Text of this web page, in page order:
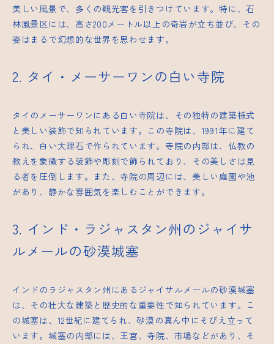
美しい風景で、多くの観光客を引きつけています。特に、石
林風景区には、高さ200メートル以上の奇岩が立ち並び、その
姿はまるで幻想的な世界を思わせます。
2. タイ・メーサーワンの白い寺院
タイのメーサーワンにある白い寺院は、その独特の建築様式
と美しい装飾で知られています。この寺院は、1991年に建て
られ、白い大理石で作られています。寺院の内部は、仏教の
教えを象徴する装飾や彫刻で飾られており、その美しさは見
る者を圧倒します。また、寺院の周辺には、美しい庭園や池
があり、静かな雰囲気を楽しむことができます。
3. インド・ラジャスタン州のジャイサ
ルメールの砂漠城塞
インドのラジャスタン州にあるジャイサルメールの砂漠城塞
は、その壮大な建築と歴史的な重要性で知られています。こ
の城塞は、12世紀に建てられ、砂漠の真ん中にそびえ立って
います。城塞の内部には、王宮、寺院、市場などがあり、そ